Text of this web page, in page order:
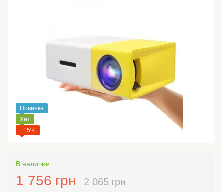
Новинка
Хит
−15%
В наличии
1 756 грн 2 065 грн